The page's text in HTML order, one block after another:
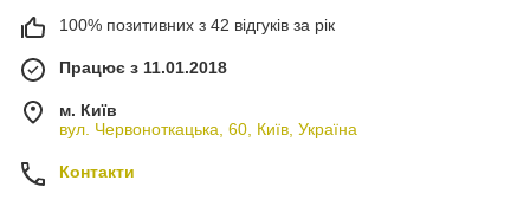
100% позитивних з 42 відгуків за рік
Працює з 11.01.2018
м. Київ
вул. Червоноткацька, 60, Київ, Україна
Контакти